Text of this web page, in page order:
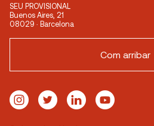
SEU PROVISIONAL
Buenos Aires, 21
08029 · Barcelona
Com arribar